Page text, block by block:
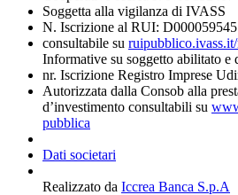
Soggetta alla vigilanza di IVASS
N. Iscrizione al RUI: D000059545
consultabile su
Informative su soggetto abilitato e
nr. Iscrizione Registro Imprese
Autorizzata dalla Consob alla
d’investimento consultabili su
pubblica
Dati societari
Realizzato da Iccrea Banca S.p.A